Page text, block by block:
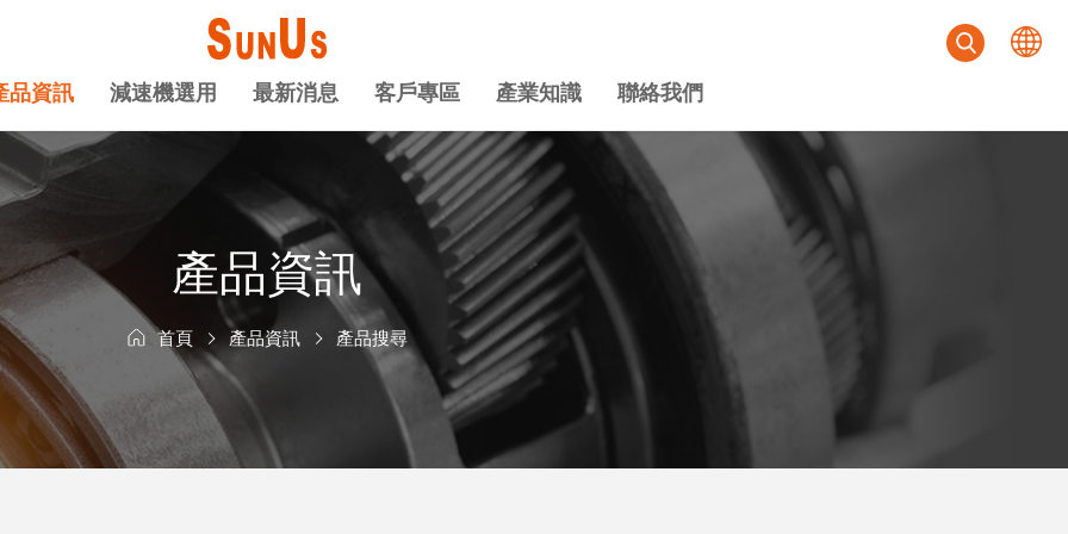
品資訊 減速機選用 最新消息 客戶專區 產業知識 聯絡我們
產品資訊
首頁 產品資訊 產品搜尋